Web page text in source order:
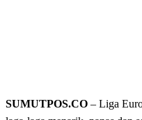
SUMUTPOS.CO – Liga